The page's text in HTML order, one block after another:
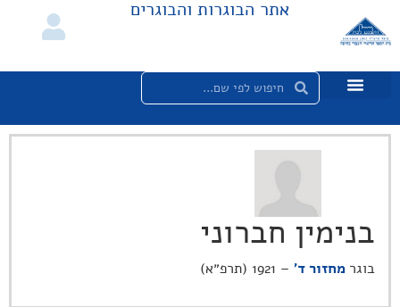
אתר הבוגרות והבוגרים
בנימין חברוני
בוגר מחזור ד' – 1921 (תרפ״א)